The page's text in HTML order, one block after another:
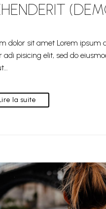
dolor sit amet Lorem ipsum
adi pisicing elit, sed do
la suite